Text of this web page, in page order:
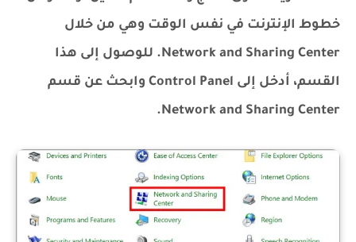
خطوط الإنترنت في نفس الوقت وهي من خلال
Network and Sharing Center. للوصول إلى هذا
القسم، أدخل إلى Control Panel وابحث عن قسم
Network and Sharing Center.